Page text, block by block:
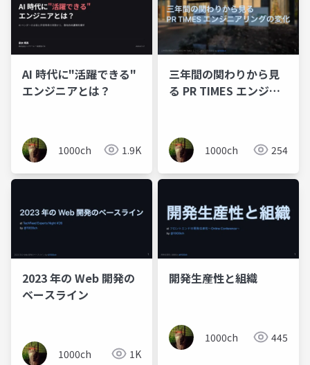
AI 時代に"活躍できる"
エンジニアとは？
1000ch 1.9K
三年間の関わりから見
る PR TIMES エンジニ
TIMES Engineering
1000ch 254
2023 年の Web 開発の
ベースライン
1000ch 1K
開発生産性と組織
1000ch 445